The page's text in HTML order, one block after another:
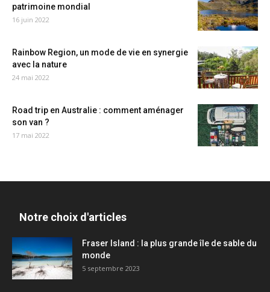
patrimoine mondial
16 juin 2022
Rainbow Region, un mode de vie en synergie
avec la nature
24 mai 2022
Road trip en Australie : comment aménager
son van ?
17 mai 2022
Notre choix d'articles
Fraser Island : la plus grande île de sable du
monde
5 septembre 2023